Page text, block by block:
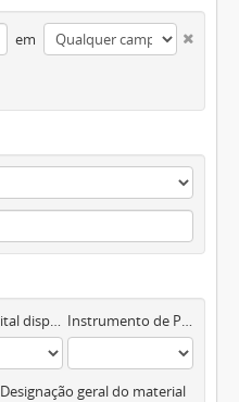
em
Objeto digital disponível Instrumento de Pesquisa
Designação geral do material